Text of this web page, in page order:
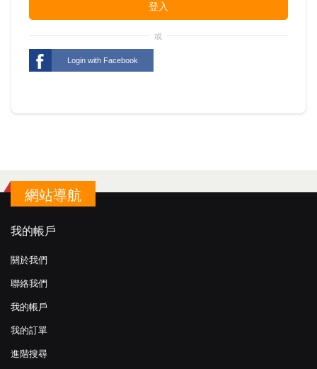
登入
或
Login with Facebook
網站導航
我的帳戶
關於我們
聯絡我們
我的帳戶
我的訂單
進階搜尋